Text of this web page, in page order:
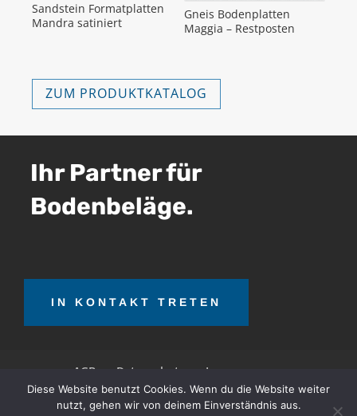
Sandstein Formatplatten
Mandra satiniert
Gneis Bodenplatten
Maggia – Restposten
ZUM PRODUKTKATALOG
Ihr Partner für
Bodenbeläge.
IN KONTAKT TRETEN
AGB Datenschutz Impressum
Diese Website benutzt Cookies. Wenn du die Website weiter
nutzt, gehen wir von deinem Einverständnis aus.